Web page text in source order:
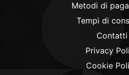
Metodi di
Tempi di
Contatti
Privacy
Cookie